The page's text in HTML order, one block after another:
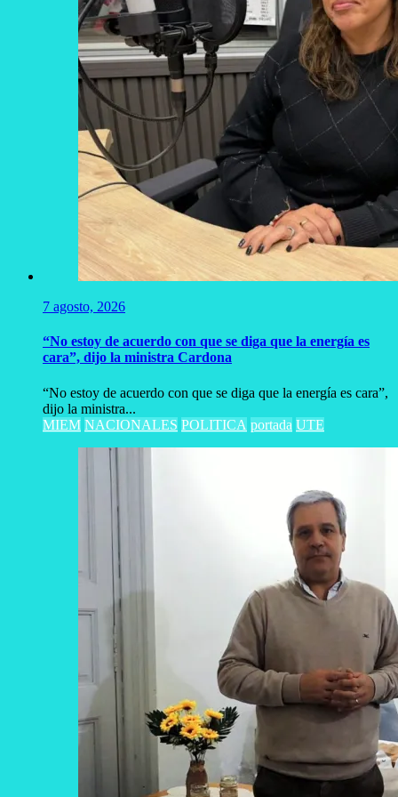
7 agosto, 2026
“No estoy de acuerdo con que se diga que la energía es
cara”, dijo la ministra Cardona
“No estoy de acuerdo con que se diga que la energía es cara”,
dijo la ministra...
MIEM NACIONALES POLITICA portada UTE